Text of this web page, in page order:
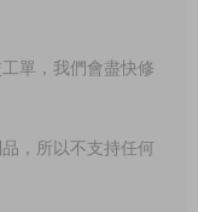
單，我們會盡快修
，所以不支持任何